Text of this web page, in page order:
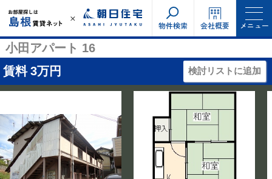
物件検索 会社概要 メニュー
小田アパート 16
賃料 3万円 検討リストに追加